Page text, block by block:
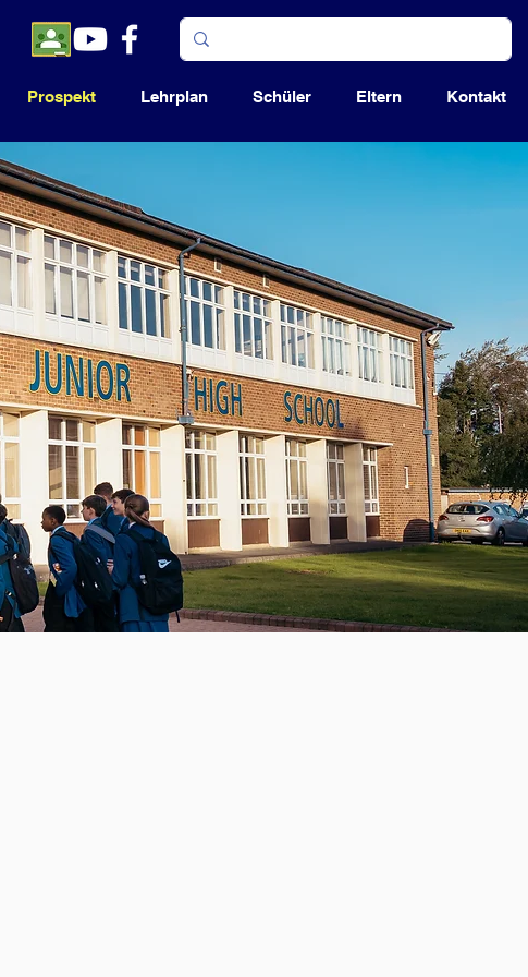
Prospekt Lehrplan Schüler Eltern Kontakt